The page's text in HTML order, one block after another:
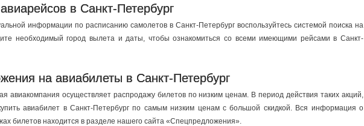
в Санкт-Петербург
информации по расписанию самолетов в Санкт-Петербург воспользуйтесь системой поиска на
необходимый город вылета и даты, чтобы ознакомиться со всеми имеющими рейсами в Санкт-
на авиабилеты в Санкт-Петербург
авиакомпания осуществляет распродажу билетов по низким ценам. В период действия таких акций,
авиабилет в Санкт-Петербург по самым низким ценам с большой скидкой. Вся информация о
билетов находится в разделе нашего сайта «Спецпредложения».